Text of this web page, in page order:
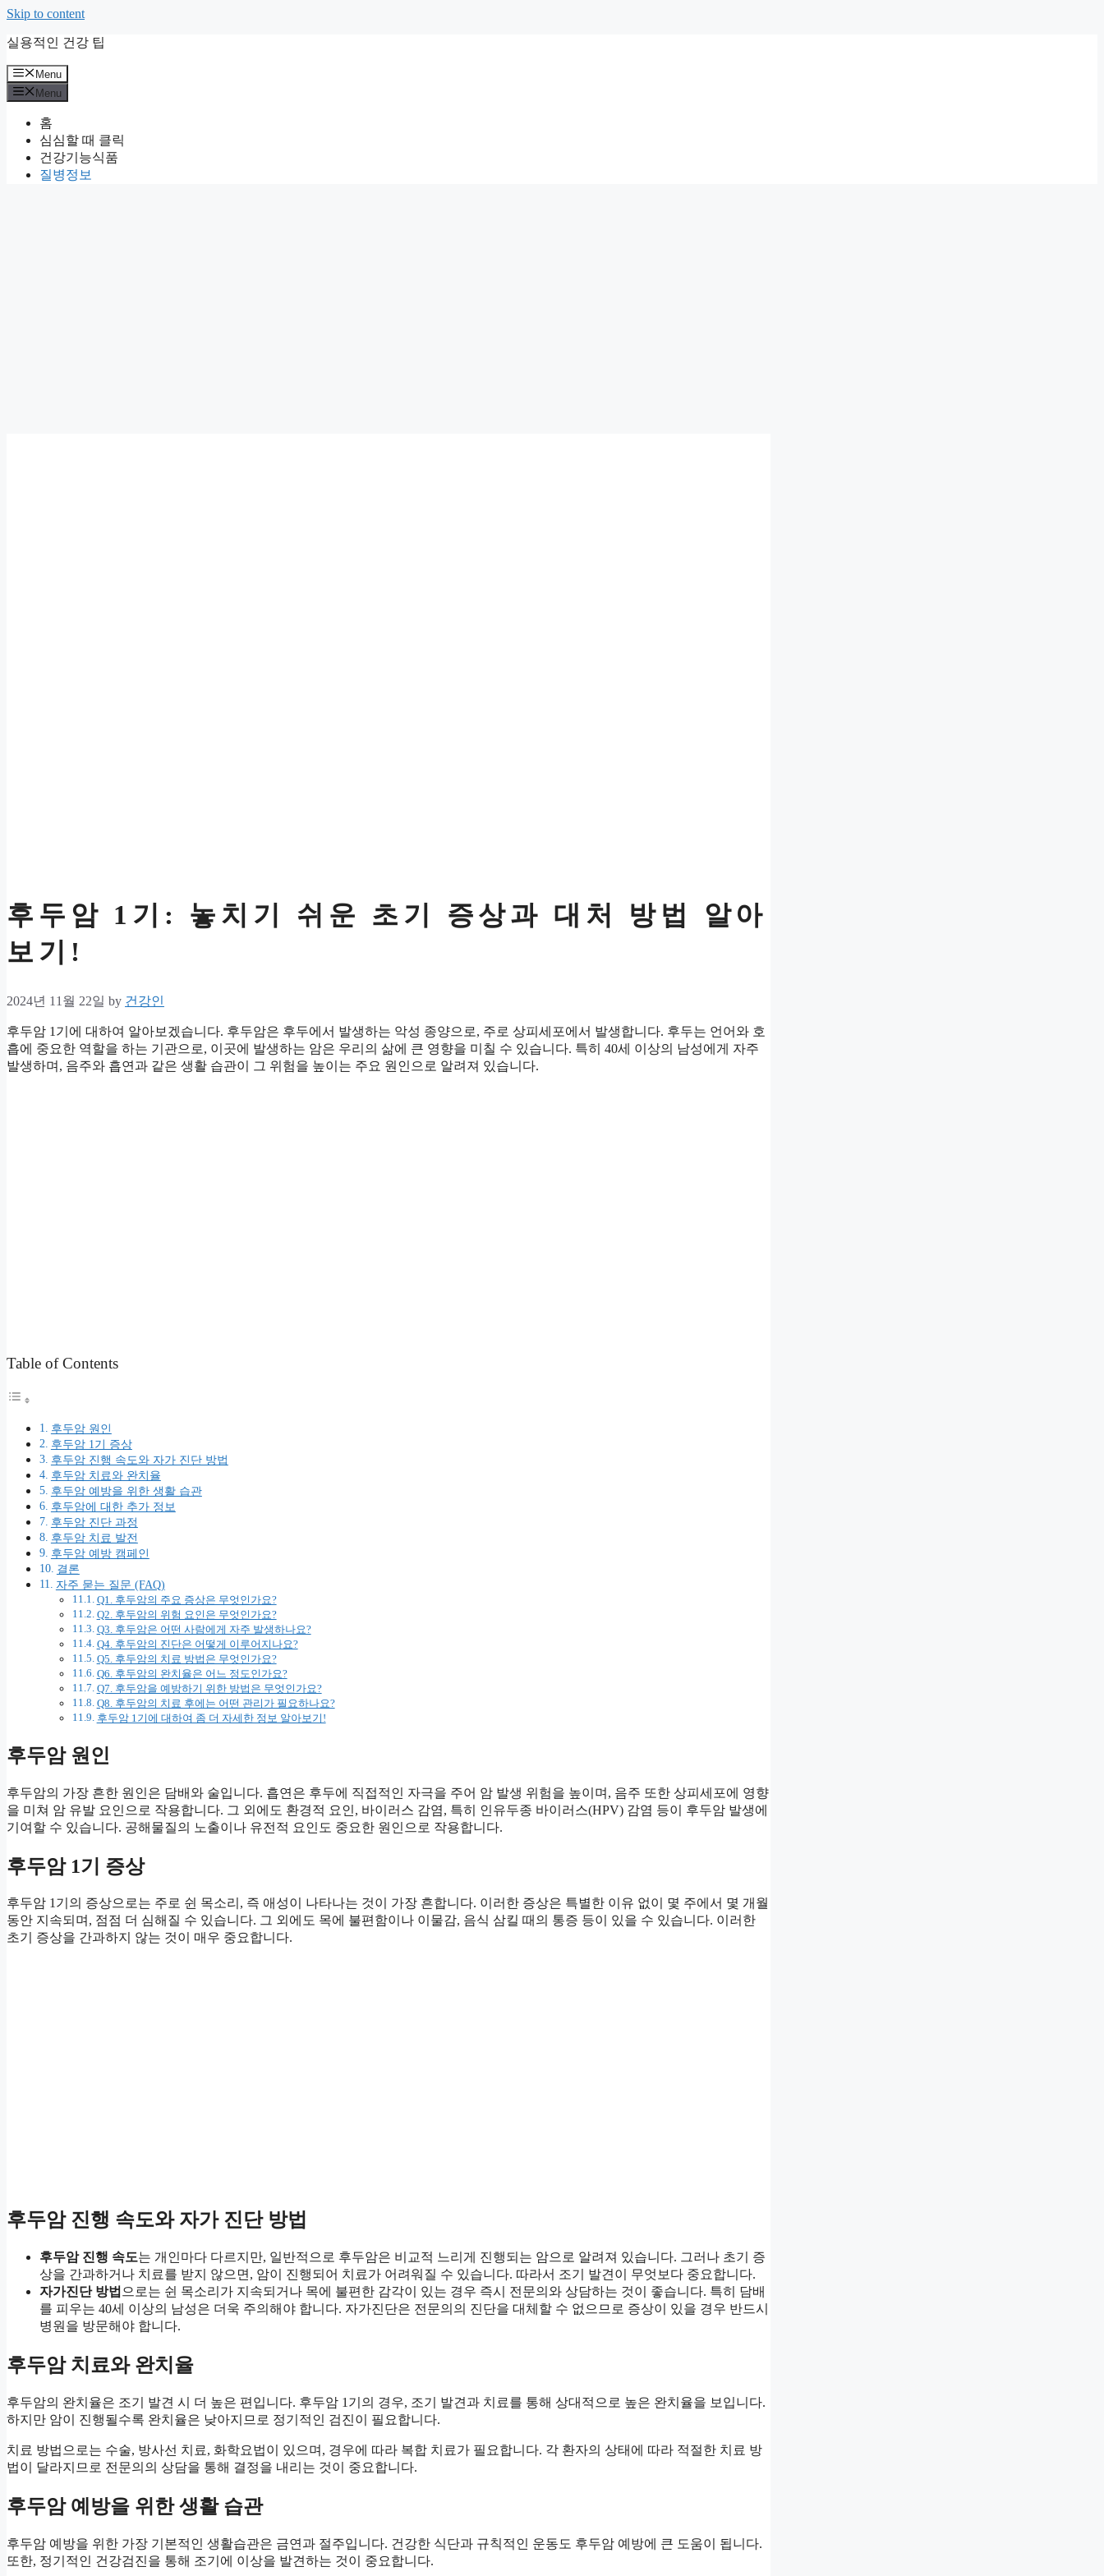
Skip to content
실용적인 건강 팁
Menu
Menu
홈
심심할 때 클릭
건강기능식품
질병정보
후두암 1기: 놓치기 쉬운 초기 증상과 대처 방법 알아
보기!
2024년 11월 22일 by 건강인
후두암 1기에 대하여 알아보겠습니다. 후두암은 후두에서 발생하는 악성 종양으로, 주로 상피세포에서 발생합니다. 후두는 언어와 호
흡에 중요한 역할을 하는 기관으로, 이곳에 발생하는 암은 우리의 삶에 큰 영향을 미칠 수 있습니다. 특히 40세 이상의 남성에게 자주
발생하며, 음주와 흡연과 같은 생활 습관이 그 위험을 높이는 주요 원인으로 알려져 있습니다.
Table of Contents
후두암 원인
후두암 1기 증상
후두암 진행 속도와 자가 진단 방법
후두암 치료와 완치율
후두암 예방을 위한 생활 습관
후두암에 대한 추가 정보
후두암 진단 과정
후두암 치료 발전
후두암 예방 캠페인
결론
자주 묻는 질문 (FAQ)
Q1. 후두암의 주요 증상은 무엇인가요?
Q2. 후두암의 위험 요인은 무엇인가요?
Q3. 후두암은 어떤 사람에게 자주 발생하나요?
Q4. 후두암의 진단은 어떻게 이루어지나요?
Q5. 후두암의 치료 방법은 무엇인가요?
Q6. 후두암의 완치율은 어느 정도인가요?
Q7. 후두암을 예방하기 위한 방법은 무엇인가요?
Q8. 후두암의 치료 후에는 어떤 관리가 필요하나요?
후두암 1기에 대하여 좀 더 자세한 정보 알아보기!
후두암 원인
후두암의 가장 흔한 원인은 담배와 술입니다. 흡연은 후두에 직접적인 자극을 주어 암 발생 위험을 높이며, 음주 또한 상피세포에 영향
을 미쳐 암 유발 요인으로 작용합니다. 그 외에도 환경적 요인, 바이러스 감염, 특히 인유두종 바이러스(HPV) 감염 등이 후두암 발생에
기여할 수 있습니다. 공해물질의 노출이나 유전적 요인도 중요한 원인으로 작용합니다.
후두암 1기 증상
후두암 1기의 증상으로는 주로 쉰 목소리, 즉 애성이 나타나는 것이 가장 흔합니다. 이러한 증상은 특별한 이유 없이 몇 주에서 몇 개월
동안 지속되며, 점점 더 심해질 수 있습니다. 그 외에도 목에 불편함이나 이물감, 음식 삼킬 때의 통증 등이 있을 수 있습니다. 이러한
초기 증상을 간과하지 않는 것이 매우 중요합니다.
후두암 진행 속도와 자가 진단 방법
후두암 진행 속도는 개인마다 다르지만, 일반적으로 후두암은 비교적 느리게 진행되는 암으로 알려져 있습니다. 그러나 초기 증
상을 간과하거나 치료를 받지 않으면, 암이 진행되어 치료가 어려워질 수 있습니다. 따라서 조기 발견이 무엇보다 중요합니다.
자가진단 방법 으로는 쉰 목소리가 지속되거나 목에 불편한 감각이 있는 경우 즉시 전문의와 상담하는 것이 좋습니다. 특히 담배
를 피우는 40세 이상의 남성은 더욱 주의해야 합니다. 자가진단은 전문의의 진단을 대체할 수 없으므로 증상이 있을 경우 반드시
병원을 방문해야 합니다.
후두암 치료와 완치율
후두암의 완치율은 조기 발견 시 더 높은 편입니다. 후두암 1기의 경우, 조기 발견과 치료를 통해 상대적으로 높은 완치율을 보입니다.
하지만 암이 진행될수록 완치율은 낮아지므로 정기적인 검진이 필요합니다.
치료 방법으로는 수술, 방사선 치료, 화학요법이 있으며, 경우에 따라 복합 치료가 필요합니다. 각 환자의 상태에 따라 적절한 치료 방
법이 달라지므로 전문의의 상담을 통해 결정을 내리는 것이 중요합니다.
후두암 예방을 위한 생활 습관
후두암 예방을 위한 가장 기본적인 생활습관은 금연과 절주입니다. 건강한 식단과 규칙적인 운동도 후두암 예방에 큰 도움이 됩니다.
또한, 정기적인 건강검진을 통해 조기에 이상을 발견하는 것이 중요합니다.